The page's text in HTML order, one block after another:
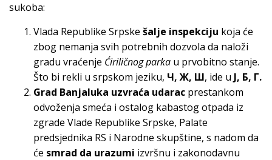
sukoba:
Vlada Republike Srpske šalje inspekciju koja će
zbog nemanja svih potrebnih dozvola da naloži
gradu vraćenje Ćiriličnog parka u prvobitno stanje.
Što bi rekli u srpskom jeziku, Ч, Ж, Ш, ide u Ј, Б, Г.
Grad Banjaluka uzvraća udarac prestankom
odvoženja smeća i ostalog kabastog otpada iz
zgrade Vlade Republike Srpske, Palate
predsjednika RS i Narodne skupštine, s nadom da
će smrad da urazumi izvršnu i zakonodavnu